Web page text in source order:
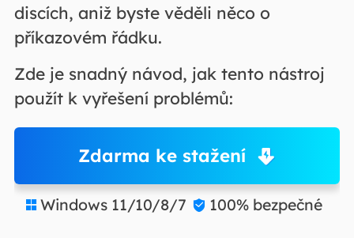
discích, aniž byste věděli něco o
příkazovém řádku.
Zde je snadný návod, jak tento nástroj
použít k vyřešení problémů:
Zdarma ke stažení
 Windows 11/10/8/7  100% bezpečné